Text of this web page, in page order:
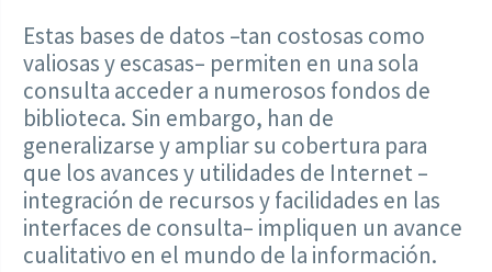
Estas bases de datos –tan costosas como
valiosas y escasas– permiten en una sola
consulta acceder a numerosos fondos de
biblioteca. Sin embargo, han de
generalizarse y ampliar su cobertura para
que los avances y utilidades de Internet –
integración de recursos y facilidades en las
interfaces de consulta– impliquen un avance
cualitativo en el mundo de la información.